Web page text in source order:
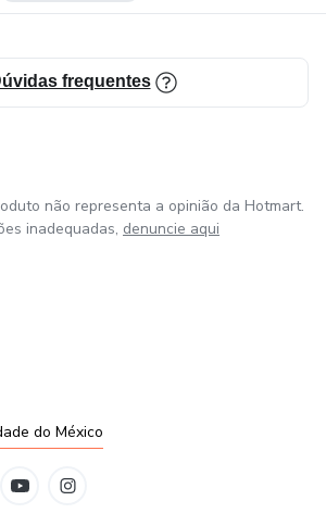
frequentes
não representa a opinião da Hotmart.
inadequadas, denuncie aqui
do México